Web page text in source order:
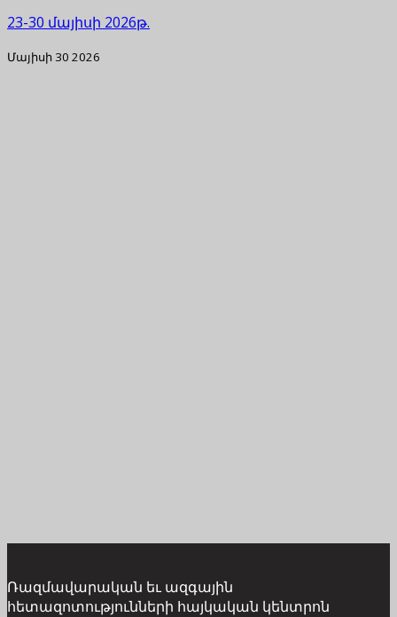
23-30 մայիսի 2026թ.
Մայիսի 30 2026
Ռազմավարական եւ ազգային
հետազոտությունների հայկական կենտրոն